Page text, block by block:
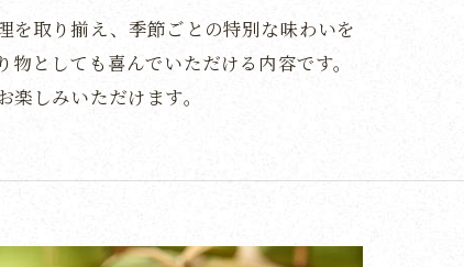
を取り揃え、季節ごとの特別な味わいを
としても喜んでいただける内容です。
しみいただけます。